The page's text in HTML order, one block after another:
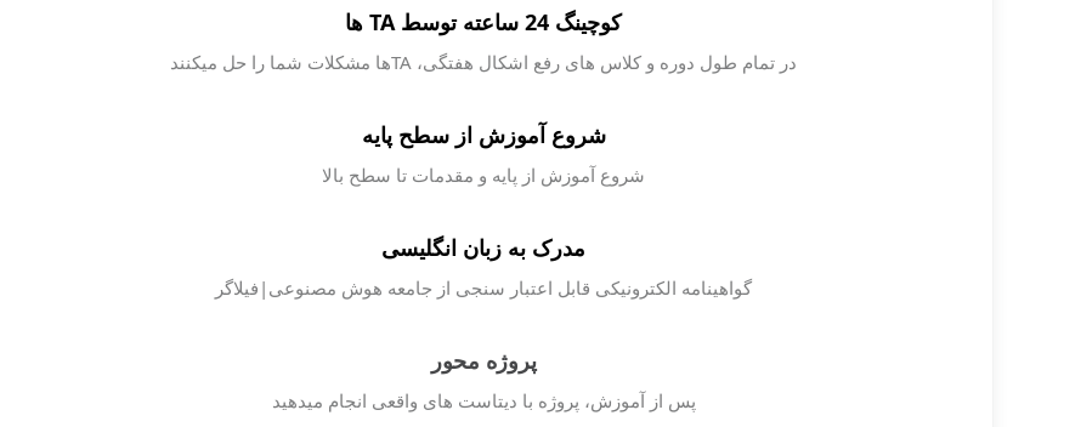
کوچینگ 24 ساعته توسط TA ها
در تمام طول دوره و کلاس های رفع اشکال هفتگی، TAها مشکلات شما را حل میکنند
شروع آموزش از سطح پایه
شروع آموزش از پایه و مقدمات تا سطح بالا
مدرک به زبان انگلیسی
گواهینامه الکترونیکی قابل اعتبار سنجی از جامعه هوش مصنوعی|فیلاگر
پروژه محور
پس از آموزش، پروژه با دیتاست های واقعی انجام میدهید